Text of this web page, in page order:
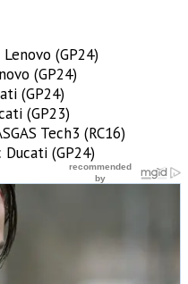
(GP24)
(GP24)
(GP24)
(GP23)
Tech3 (RC16)
(GP24)